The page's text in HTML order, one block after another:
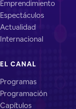
Emprendimiento
Espectáculos
Actualidad
Internacional
EL CANAL
Programas
Programación
Capítulos